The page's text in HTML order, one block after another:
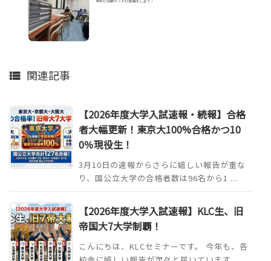
 関連記事
【2026年度大学入試速報・続報】合格
者大幅更新！東京大100%合格かつ10
0％現役生！
3月10日の速報からさらに嬉しい報告が重な
り、国公立大学の合格者数は96名から1 ...
【2026年度大学入試速報】KLC生、旧
帝国大7大学制覇！
こんにちは、KLCセミナーです。 今年も、各